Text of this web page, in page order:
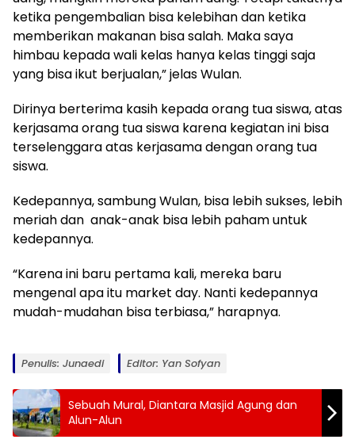
ketika pengembalian bisa kelebihan dan ketika
memberikan makanan bisa salah. Maka saya
himbau kepada wali kelas hanya kelas tinggi saja
yang bisa ikut berjualan,” jelas Wulan.
Dirinya berterima kasih kepada orang tua siswa, atas
kerjasama orang tua siswa karena kegiatan ini bisa
terselenggara atas kerjasama dengan orang tua
siswa.
Kedepannya, sambung Wulan, bisa lebih sukses, lebih
meriah dan anak-anak bisa lebih paham untuk
kedepannya.
“Karena ini baru pertama kali, mereka baru
mengenal apa itu market day. Nanti kedepannya
mudah-mudahan bisa terbiasa,” harapnya.
Penulis: Junaedi Editor: Yan Sofyan
Sebuah Mural, Diantara Masjid Agung dan
Alun-Alun